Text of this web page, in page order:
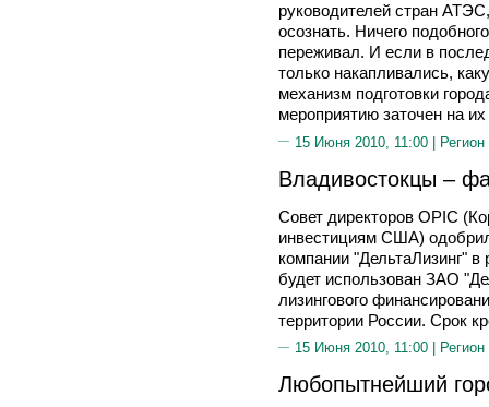
руководителей стран
осознать. Ничего
переживал. И если в
только накапливались,
механизм подготовки
мероприятию заточен на
15 Июня 2010, 11:00 | Регион
Владивостокцы –
Совет директоров OPIC
инвестициям США)
компании "ДельтаЛизинг"
будет использован ЗАО
лизингового
территории России. Срок
15 Июня 2010, 11:00 |
Любопытнейший